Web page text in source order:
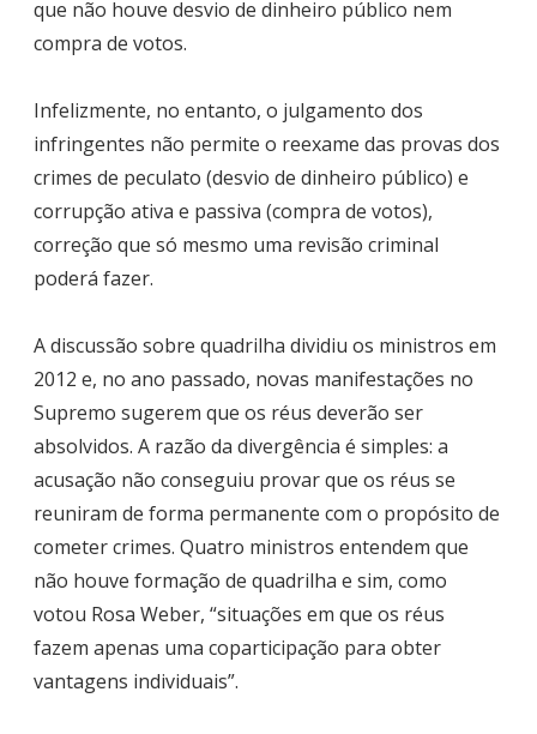
que não houve desvio de dinheiro público nem
compra de votos.
Infelizmente, no entanto, o julgamento dos
infringentes não permite o reexame das provas dos
crimes de peculato (desvio de dinheiro público) e
corrupção ativa e passiva (compra de votos),
correção que só mesmo uma revisão criminal
poderá fazer.
A discussão sobre quadrilha dividiu os ministros em
2012 e, no ano passado, novas manifestações no
Supremo sugerem que os réus deverão ser
absolvidos. A razão da divergência é simples: a
acusação não conseguiu provar que os réus se
reuniram de forma permanente com o propósito de
cometer crimes. Quatro ministros entendem que
não houve formação de quadrilha e sim, como
votou Rosa Weber, “situações em que os réus
fazem apenas uma coparticipação para obter
vantagens individuais”.